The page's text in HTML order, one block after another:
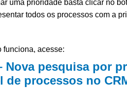
uma prioridade basta clicar no
todos os processos com a
funciona, acesse:
Nova pesquisa por
de processos no